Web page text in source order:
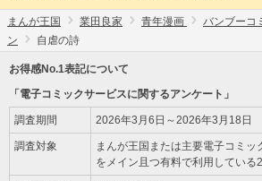
まんが王国 業田良家 青年漫画
バンブーコ
ン
自虐の詩
お得感No.1表記について
「電子コミックサービスに関するアンケート」
調査期間 2026年3月6日～2026年3月18日
調査対象
まんが王国または主要電子コミ
をメイン且つ有料で利用している